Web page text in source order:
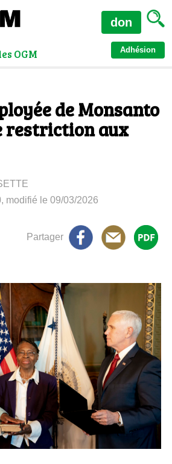
OGM
Adhésion
don
de Monsanto
restriction aux
modifié le 09/03/2026
Partager